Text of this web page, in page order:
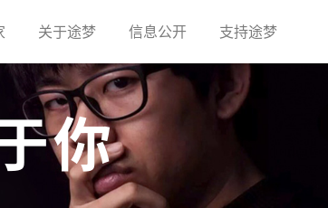
(current)关于途梦(current)信息公开(current)支持途梦(current)
你